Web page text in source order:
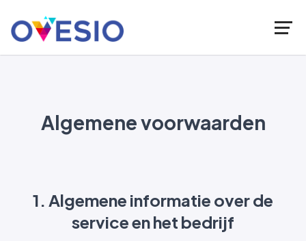
Algemene voorwaarden
1. Algemene informatie over de
service en het bedrijf